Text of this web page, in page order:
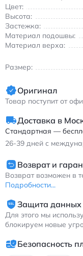
Цвет:
Высота:
Застежка:
Материал подошвы:
Материал верха:
Размер:
Оригинал
Товар поступит от
Доставка в
Стандартная —
26-39 дней с
Возврат и
Возврат возможен в
Подробности...
Защита данных
Для этого мы
блокируем новые
Безопасность